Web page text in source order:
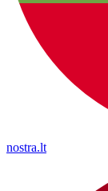
nostra.lt